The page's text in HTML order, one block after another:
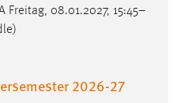
Freitag, 08.01.2027, 15:45–
)
2026-27